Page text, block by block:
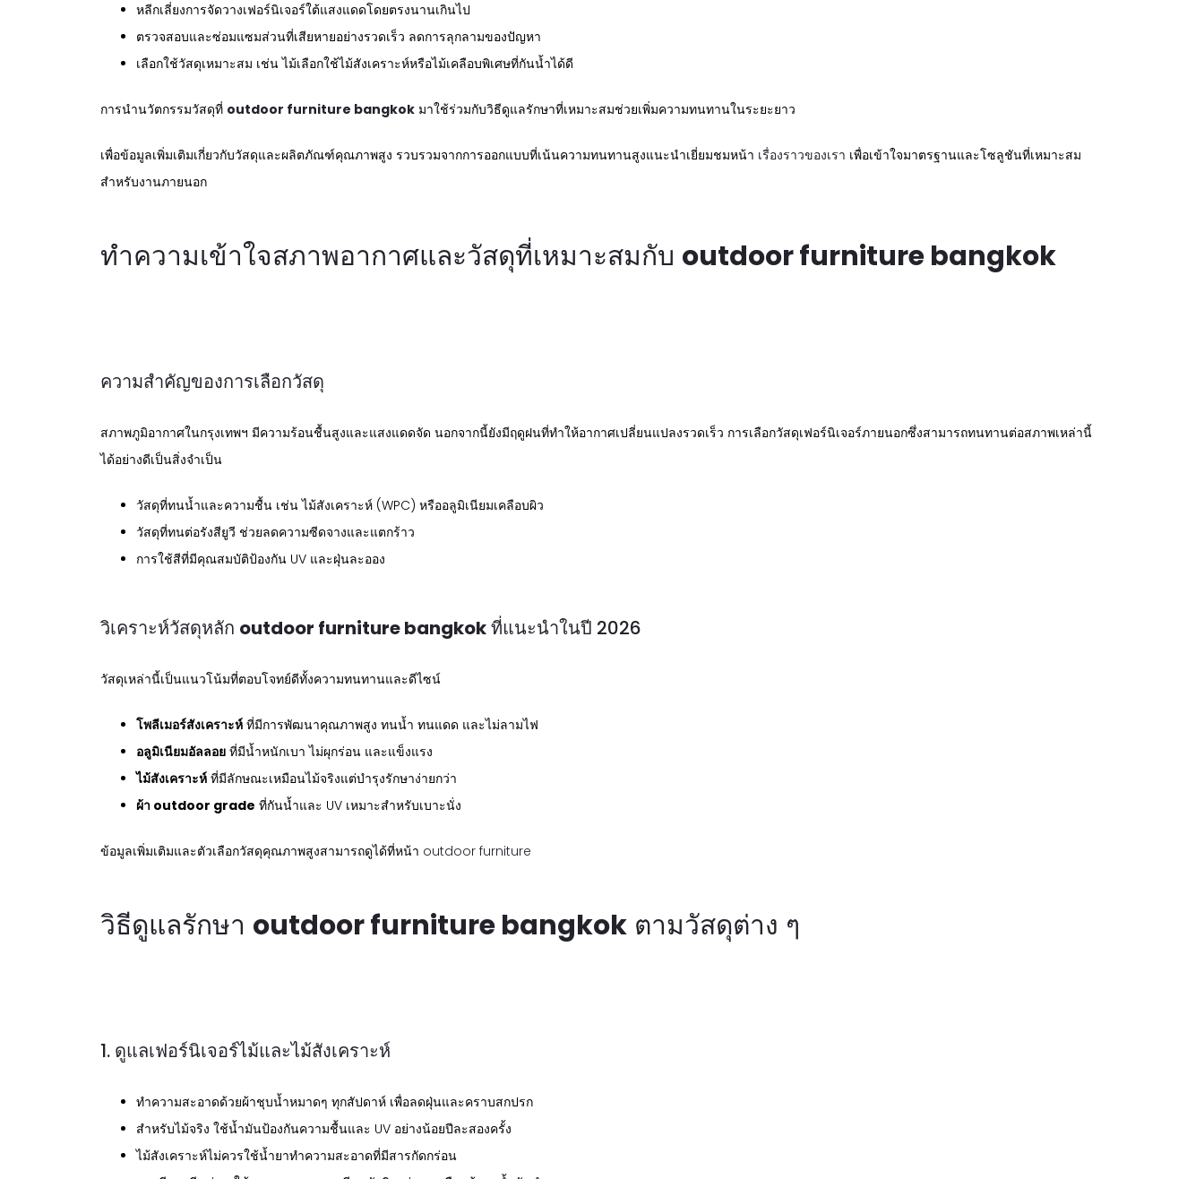
หลีกเลี่ยงการจัดวางเฟอร์นิเจอร์ใต้แสงแดดโดยตรงนานเกินไป
ตรวจสอบและซ่อมแซมส่วนที่เสียหายอย่างรวดเร็ว ลดการลุกลามของปัญหา
เลือกใช้วัสดุเหมาะสม เช่น ไม้เลือกใช้ไม้สังเคราะห์หรือไม้เคลือบพิเศษที่กันน้ำได้ดี
การนำนวัตกรรมวัสดุที่ outdoor furniture bangkok มาใช้ร่วมกับวิธีดูแลรักษาที่เหมาะสมช่วยเพิ่มความทนทานในระยะยาว
เพื่อข้อมูลเพิ่มเติมเกี่ยวกับวัสดุและผลิตภัณฑ์คุณภาพสูง รวบรวมจากการออกแบบที่เน้นความทนทานสูงแนะนำเยี่ยมชมหน้า เรื่องราวของเรา เพื่อเข้าใจมาตรฐานและโซลูชันที่เหมาะสม
สำหรับงานภายนอก
ทำความเข้าใจสภาพอากาศและวัสดุที่เหมาะสมกับ outdoor furniture bangkok
ความสำคัญของการเลือกวัสดุ
สภาพภูมิอากาศในกรุงเทพฯ มีความร้อนชื้นสูงและแสงแดดจัด นอกจากนี้ยังมีฤดูฝนที่ทำให้อากาศเปลี่ยนแปลงรวดเร็ว การเลือกวัสดุเฟอร์นิเจอร์ภายนอกซึ่งสามารถทนทานต่อสภาพเหล่านี้
ได้อย่างดีเป็นสิ่งจำเป็น
วัสดุที่ทนน้ำและความชื้น เช่น ไม้สังเคราะห์ (WPC) หรืออลูมิเนียมเคลือบผิว
วัสดุที่ทนต่อรังสียูวี ช่วยลดความซีดจางและแตกร้าว
การใช้สีที่มีคุณสมบัติป้องกัน UV และฝุ่นละออง
วิเคราะห์วัสดุหลัก outdoor furniture bangkokที่แนะนำในปี 2026
วัสดุเหล่านี้เป็นแนวโน้มที่ตอบโจทย์ดีทั้งความทนทานและดีไซน์
โพลีเมอร์สังเคราะห์ ที่มีการพัฒนาคุณภาพสูง ทนน้ำ ทนแดด และไม่ลามไฟ
อลูมิเนียมอัลลอย ที่มีน้ำหนักเบา ไม่ผุกร่อน และแข็งแรง
ไม้สังเคราะห์ ที่มีลักษณะเหมือนไม้จริงแต่บำรุงรักษาง่ายกว่า
ผ้า outdoor grade ที่กันน้ำและ UV เหมาะสำหรับเบาะนั่ง
ข้อมูลเพิ่มเติมและตัวเลือกวัสดุคุณภาพสูงสามารถดูได้ที่หน้า outdoor furniture
วิธีดูแลรักษา outdoor furniture bangkok ตามวัสดุต่าง ๆ
1. ดูแลเฟอร์นิเจอร์ไม้และไม้สังเคราะห์
ทำความสะอาดด้วยผ้าชุบน้ำหมาดๆ ทุกสัปดาห์ เพื่อลดฝุ่นและคราบสกปรก
สำหรับไม้จริง ใช้น้ำมันป้องกันความชื้นและ UV อย่างน้อยปีละสองครั้ง
ไม้สังเคราะห์ไม่ควรใช้น้ำยาทำความสะอาดที่มีสารกัดกร่อน